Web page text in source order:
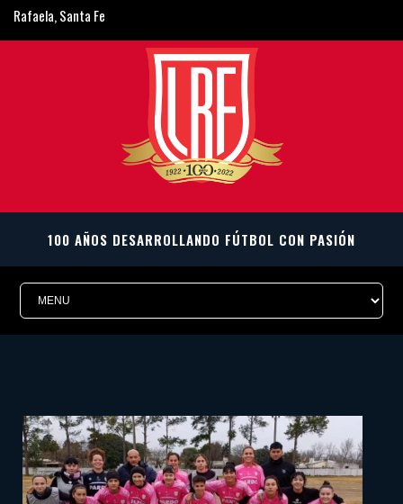
Rafaela, Santa Fe
ligarafaelina@gmail.com